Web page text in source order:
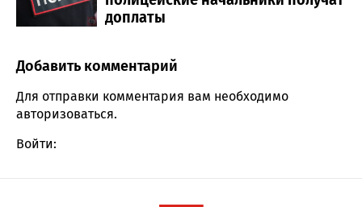
доплаты
Comment section
Добавить комментарий
Для отправки комментария вам необходимо
авторизоваться.
Войти: